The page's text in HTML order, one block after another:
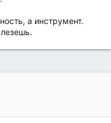
а инструмент.